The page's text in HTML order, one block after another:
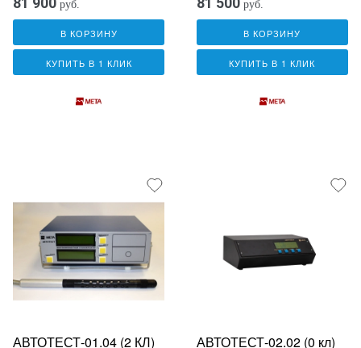
руб.
В КОРЗИНУ
КУПИТЬ В 1 КЛИК
руб.
В КОРЗИНУ
КУПИТЬ В 1 КЛИК
АВТОТЕСТ-01.04 (2 КЛ) АВТОТЕСТ-02.02 (0 кл)